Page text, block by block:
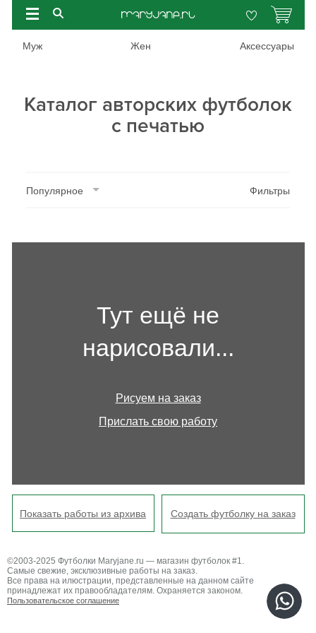
Муж Жен Аксессуары
Каталог авторских футболок
с печатью
Популярное Фильтры
Тут ещё не
нарисовали...
Рисуем на заказ
Прислать свою работу
Показать работы из архива Создать футболку на заказ
©2003-2025 Футболки Maryjane.ru — магазин футболок #1.
Самые свежие, эксклюзивные работы на заказ.
Все права на илюстрации, представленные на данном сайте
принадлежат их правообладателям. Охраняется законом.
Пользовательское соглашение